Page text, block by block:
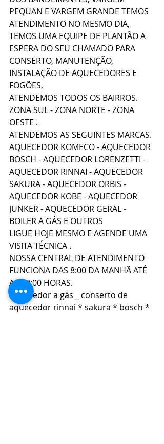
PEQUAN E VARGEM GRANDE TEMOS
ATENDIMENTO NO MESMO DIA,
TEMOS UMA EQUIPE DE PLANTÃO A
ESPERA DO SEU CHAMADO PARA
CONSERTO, MANUTENÇÃO,
INSTALAÇÃO DE AQUECEDORES E
FOGÕES,
ATENDEMOS TODOS OS BAIRROS.
ZONA SUL - ZONA NORTE - ZONA
OESTE .
ATENDEMOS AS SEGUINTES MARCAS.
AQUECEDOR KOMECO - AQUECEDOR
BOSCH - AQUECEDOR LORENZETTI -
AQUECEDOR RINNAI - AQUECEDOR
SAKURA - AQUECEDOR ORBIS -
AQUECEDOR KOBE - AQUECEDOR
JUNKER - AQUECEDOR GERAL -
BOILER A GÁS E OUTROS
LIGUE HOJE MESMO E AGENDE UMA
VISITA TÉCNICA .
NOSSA CENTRAL DE ATENDIMENTO
FUNCIONA DAS 8:00 DA MANHÃ ATÉ
AS 18:00 HORAS.
aquecedor a gás _ conserto de
aquecedor rinnai * sakura * bosch *